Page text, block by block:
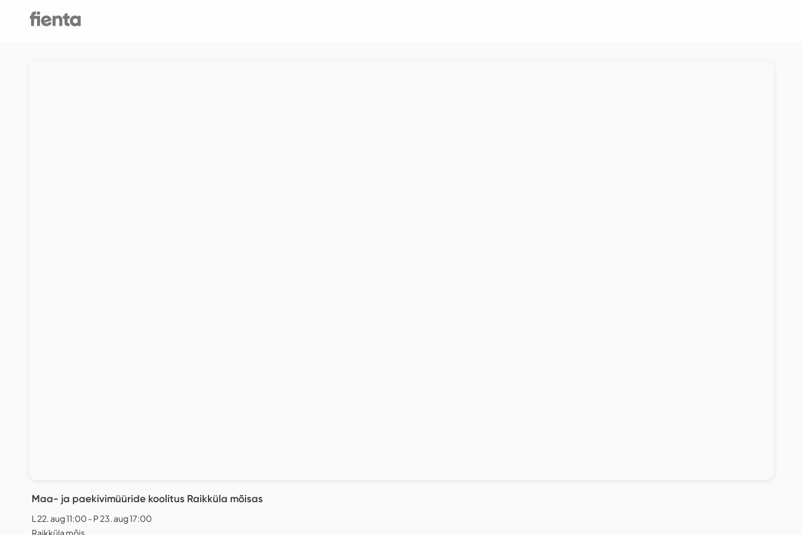
Maa- ja paekivimüüride koolitus Raikküla mõisas
L 22. aug 11:00 - P 23. aug 17:00
Raikküla mõis